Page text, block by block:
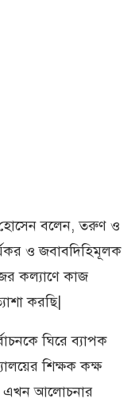
হোসেন বলেন, তরুণ ও
ও জবাবদিহিমূলক
কল্যাণে কাজ
করছি|
ঘিরে ব্যাপক
শিক্ষক কক্ষ
এখন আলোচনার